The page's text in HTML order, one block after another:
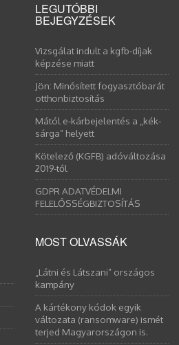
LEGUTÓBBI
BEJEGYZÉSEK
Vizsgálat indult a kgfb-díjak
képzése miatt
Jön: Minősített fogyasztóbarát
otthonbiztosítás
Mától e-kárbejelentés a „kék-
sárga” helyett
Kötelező (KGFB) adóváltozása
2019-től
GDPR ADATVÉDELMI
FELELŐSSÉGBIZTOSÍTÁS
MOST OLVASSÁK
„Látni és Látszani” országos
kampány
A kártékony kódok egyik
változata (ransomware) ismét
terjed Magyarországon is.